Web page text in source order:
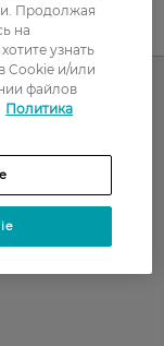
Продолжая
на
узнать
Cookie и/или
файлов
Политика